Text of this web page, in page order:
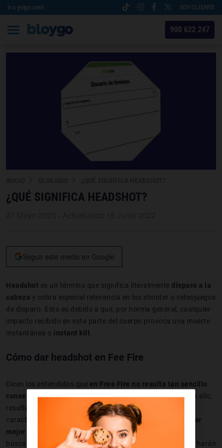
Ir a yoigo.com SOY CLIENTE
900 622 247
¿QUÉ SIGNIFICA HEADSHOT?
Seguir este medio en Google
Headshot es un término que significa literalmente disparo a la
cabeza y cobra especial relevancia en los shooter o videojuegos
de disparo. Esto es debido a que, por norma general, cualquier
impacto recibido en esta parte del cuerpo provoca una muerte
instantánea o instant kill
Cómo dar headshot en Fee Fire
Dicen los entendidos que en Free Fire no resulta tan sencillo
conseguir un headshotcomo en otros shooter y que, para ello,
resulta necesario coger el ratón de una forma bastante
característica:
elevando un poco el pulgar para estabilizar
mejor el arma
y poder conseguir así la instant kill que
buscamos. No lo hemos probado, pero suponemos que lo harán